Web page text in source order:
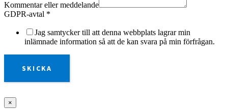
Kommentar eller meddelande
GDPR-avtal *
Jag samtycker till att denna webbplats lagrar min
inlämnade information så att de kan svara på min förfrågan.
SKICKA
×